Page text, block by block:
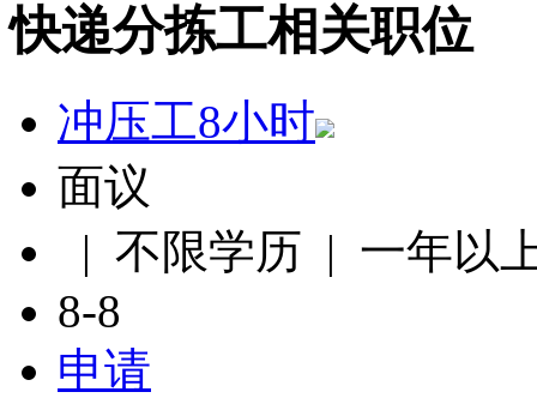
快递分拣工相关职位
冲压工8小时
面议
| 不限学历 | 一年以
8-8
申请